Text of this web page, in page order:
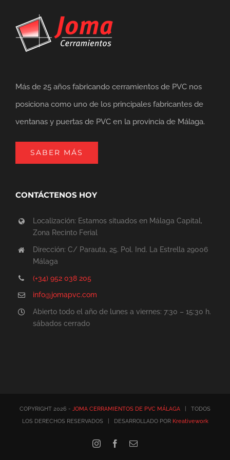
Más de 25 años fabricando cerramientos de PVC nos
posiciona como uno de los principales fabricantes de
ventanas y puertas de PVC en la provincia de Málaga.
SABER MÁS
CONTÁCTENOS HOY
Localización: Estamos situados en Málaga Capital,
Zona Recinto Ferial
Dirección: C/ Parauta, 25. Pol. Ind. La Estrella 29006
Málaga
(+34) 952 038 205
info@jomapvc.com
Abierto todo el año de lunes a viernes: 7:30 – 15:30 h.
sábados cerrado
COPYRIGHT 2026 - JOMA CERRAMIENTOS DE PVC MÁLAGA | TODOS
LOS DERECHOS RESERVADOS | DESARROLLADO POR Kreativework
InstagramFacebookCorreo